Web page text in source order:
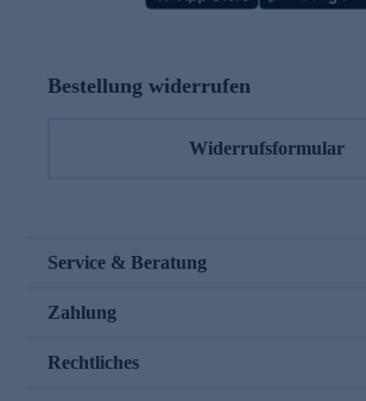
Bestellung widerrufen
Widerrufsformular
Service & Beratung
Zahlung
Rechtliches